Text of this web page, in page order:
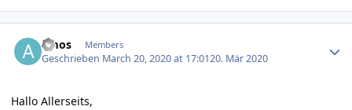
amos Members
Geschrieben March 20, 2020 at 17:0120. Mär 2020
Hallo Allerseits,